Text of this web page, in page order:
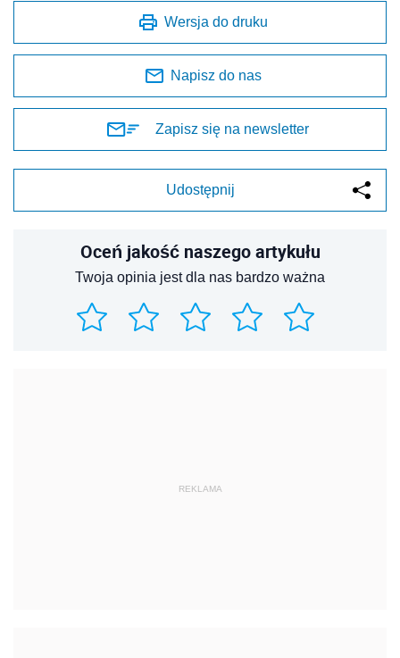
Wersja do druku
Napisz do nas
Zapisz się na newsletter
Udostępnij
Oceń jakość naszego artykułu
Twoja opinia jest dla nas bardzo ważna
REKLAMA